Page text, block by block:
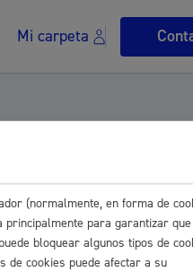
Mi carpeta
y multas
movilidad en
(normalmente, en forma de
para garantizar
bloquear algunos tipos de
de cookies puede afectar a su